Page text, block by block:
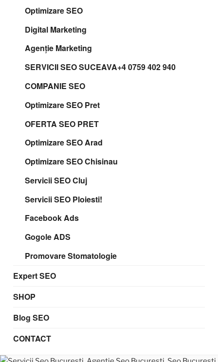
Optimizare SEO
Digital Marketing
Agenție Marketing
SERVICII SEO SUCEAVA+4 0759 402 940
COMPANIE SEO
Optimizare SEO Pret
OFERTA SEO PRET
Optimizare SEO Arad
Optimizare SEO Chisinau
Servicii SEO Cluj
Servicii SEO Ploiesti!
Facebook Ads
Gogole ADS
Promovare Stomatologie
Expert SEO
SHOP
Blog SEO
CONTACT